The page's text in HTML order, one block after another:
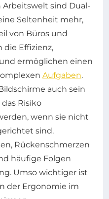
sind Dual-
Seltenheit mehr,
von Büros und
die Effizienz,
ermöglichen einen
Aufgaben.
auch sein
Risiko
wenn sie nicht
sind.
Rückenschmerzen
häufige Folgen
Umso wichtiger ist
der Ergonomie im